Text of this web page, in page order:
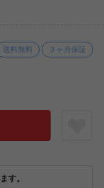
送料無料 ３ヶ月保証
す。